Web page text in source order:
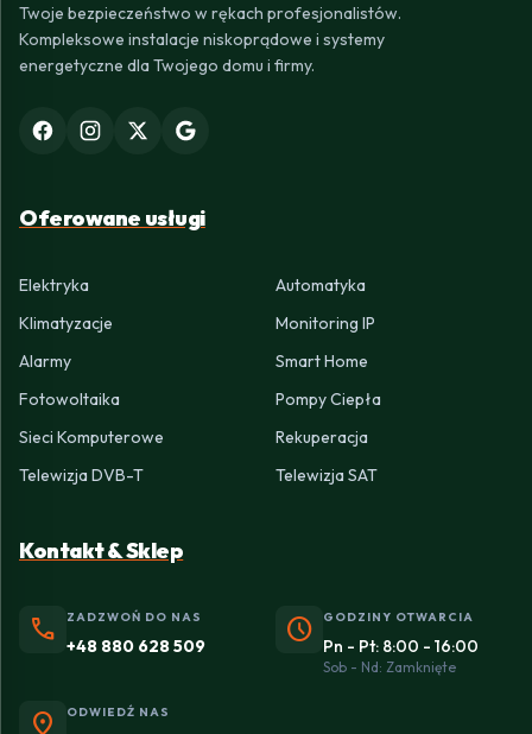
Twoje bezpieczeństwo w rękach profesjonalistów.
Kompleksowe instalacje niskoprądowe i systemy
energetyczne dla Twojego domu i firmy.
Oferowane usługi
Elektryka
Automatyka
Klimatyzacje
Monitoring IP
Alarmy
Smart Home
Fotowoltaika
Pompy Ciepła
Sieci Komputerowe
Rekuperacja
Telewizja DVB-T
Telewizja SAT
Kontakt & Sklep
phone ZADZWOŃ DO NAS
+48 880 628 509 schedule GODZINY OTWARCIA
Pn - Pt: 8:00 - 16:00
Sob - Nd: Zamknięte
location_on ODWIEDŹ NAS